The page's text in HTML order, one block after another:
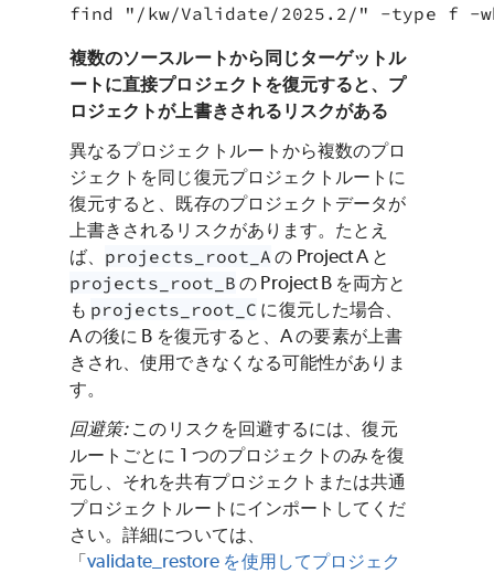
find "/kw/Validate/2025.2/" -type f -
複数のソースルートから同じターゲットル
ートに直接プロジェクトを復元すると、プ
ロジェクトが上書きされるリスクがある
異なるプロジェクトルートから複数のプロ
ジェクトを同じ復元プロジェクトルートに
復元すると、既存のプロジェクトデータが
上書きされるリスクがあります。たとえ
ば、 projects_root_A の Project A と
projects_root_B の Project B を両方と
も projects_root_C に復元した場合、
A の後に B を復元すると、A の要素が上書
きされ、使用できなくなる可能性がありま
す。
回避策:このリスクを回避するには、復元
ルートごとに 1 つのプロジェクトのみを復
元し、それを共有プロジェクトまたは共通
プロジェクトルートにインポートしてくだ
さい。詳細については、
「validate_restore を使用してプロジェク